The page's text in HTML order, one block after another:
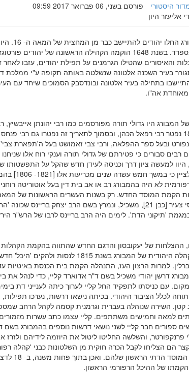
היסטורי
פורסם בשני, 06 פברואר 2017 09:59
אליעזר היון
בעיר המבורג
שנמלטו מספרד. בשנת 1648 הוקמה הקהילה הראשונה של
והאיסורים שהטילו הגרמנים על תפילת יהודים, עזבו
בעיר השכנה אלטונה שנשלטה באותה תקופה ע"י ממלכת
בתחילה בעיר אלטונה ובונדסבק הסמוכים שיחד עם
אה"ו.
המבורג היו גדולי תורה מפורסמים כמו רבי יהונתן אייבשיץ,
בשנת 1804 נפטר רבי רפאל הכהן, ובסמוך לתאריך זה נפטרו גם רבי
ובעל ספר ההפלאה, ורבי צבי זאמושט בעל ה'תפארת
רבים סבורים כי פטירתם של גדולי תורה וענקי רוח אלו
היוו למעשה ציון דרך וכניסה לעידן חדש שהקל על התפשטותו
חשוב גם לציין
לא היה בהמבורג רב או אב בית דין בעל אוטוריטה
אורטודוקסי צעיר [כבן 21], משכיל, ונמרץ בשם הרב יצחק בריינס
'תיקוני הדת'. לימים היה הרב בריינס לרבו של הרש"ר
ההצלחות של יעקובסון והדגם החדש שהתווה בהקמת
גורמים בקהלה היהודית של המבורג בשנת 1815
דרשן יהודי משכיל בשם ד"ר אדוארד קליי, כדי לנהל את
עם כניסתו לתפקיד החל קליי לערוך כיתה לענייני דת
לכלל הציבור היהודי. בכיתה נישאו דרשות, נערכו
קטן. השירה שנוהלה בעברית וגרמנית קסמה לקהל הרחב
למאה וחמישים משתתפים. קליי עצמו כתב עשרות מזמורים
ספורים חבר קליי לשני נושאי דרשות נוספים בהמבורג בשם
פרנקפורטר, והשלשה החליטו ליטול את היוזמה לידיהם
הם הצליחו לקבל הכרה חוקית מן השלטונות כבני 'קהלה
של ההיכל הרפורמי הראשון.